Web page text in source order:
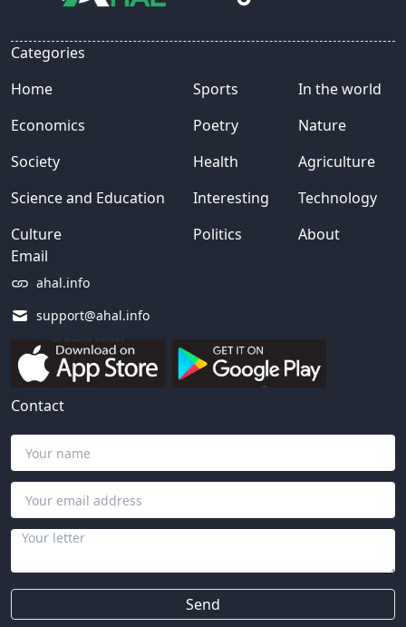
Email
ahal.info
support@ahal.info
Categories
Home
Economics
Society
Science and Education
Culture
Sports
Poetry
Health
Interesting
Politics
In the world
Nature
Agriculture
Technology
About
Contact
Send